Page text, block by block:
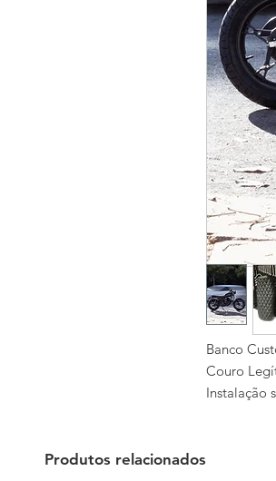
Banco
Couro
Instalação
Produtos relacionados